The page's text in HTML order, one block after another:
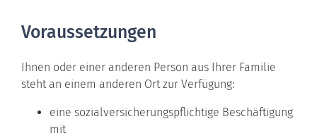
Voraussetzungen
Ihnen oder einer anderen Person aus Ihrer Familie
steht an einem anderen Ort zur Verfügung:
eine sozialversicherungspflichtige Beschäftigung
mit